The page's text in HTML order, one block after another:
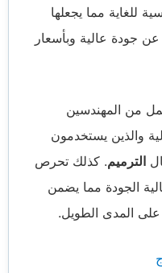
للغاية مما يجعلها
عن جودة عالية وبأسعار
من المهندسين
والذين يستخدمون
الترميم. كذلك تحرص
الجودة مما يضمن
على المدى الطويل.